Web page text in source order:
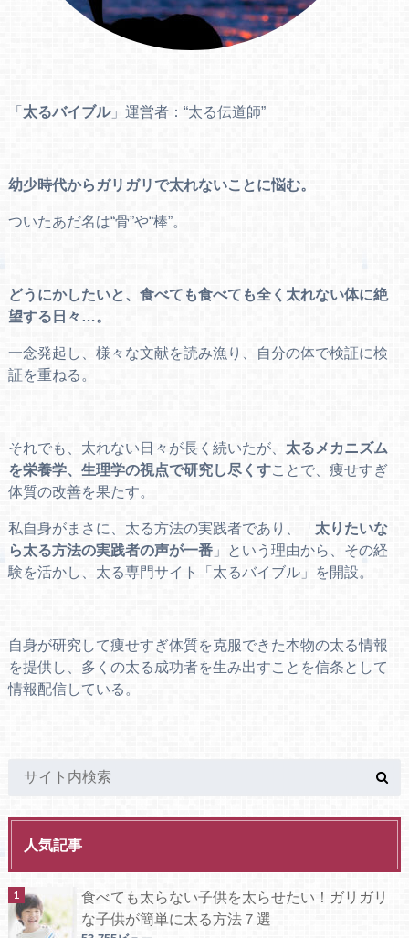
「 太るバイブル」運営者：“太る伝道師”
幼少時代からガリガリで太れないことに悩む。
ついたあだ名は“骨”や“棒”。
どうにかしたいと、食べても食べても全く太れない体に絶
望する日々…。
一念発起し、様々な文献を読み漁り、自分の体で検証に検
証を重ねる。
それでも、太れない日々が長く続いたが、 太るメカニズム
を栄養学、生理学の視点で研究し尽くすことで、痩せすぎ
体質の改善を果たす。
私自身がまさに、太る方法の実践者であり、「 太りたいな
ら太る方法の実践者の声が一番」という理由から、その経
験を活かし、太る専門サイト「太るバイブル」を開設。
自身が研究して痩せすぎ体質を克服できた本物の太る情報
を提供し、多くの太る成功者を生み出すことを信条として
情報配信している。
人気記事
食べても太らない子供を太らせたい！ガリガリ
な子供が簡単に太る方法７選